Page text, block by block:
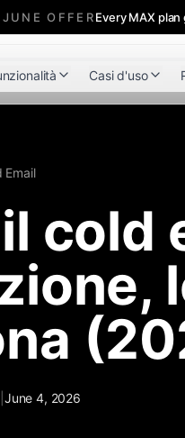
JUNE OFFEREvery MAX
Casi d'uso
Email
cold
June 4, 2026